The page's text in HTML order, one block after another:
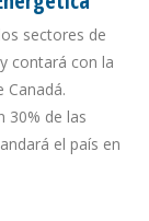
sectores de
contará con la
Canadá.
30% de las
el país en